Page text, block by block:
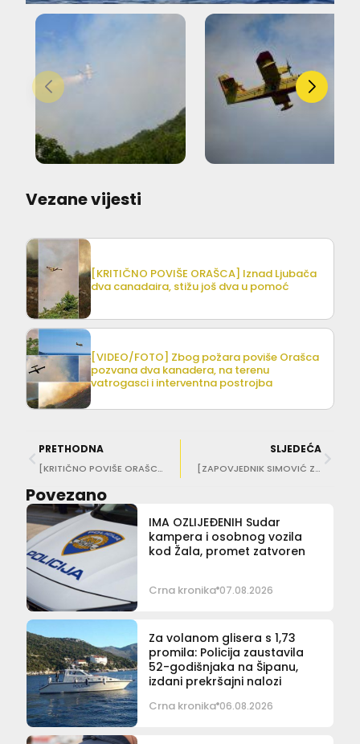
Vezane vijesti
[KRITIČNO POVIŠE ORAŠCA] Iznad Ljubača
dva canadaira, stižu još dva u pomoć
[VIDEO/FOTO] Zbog požara poviše Orašca
pozvana dva kanadera, na terenu
vatrogasci i interventna postrojba
PRETHODNA
[KRITIČNO POVIŠE ORAŠCA] Iznad Ljubača dva canadaira, stižu još dva u pomoć
SLJEDEĆA
[ZAPOVJEDNIK SIMOVIĆ ZA DULIST] Ostajemo, borimo se…
Povezano
IMA OZLIJEĐENIH Sudar
kampera i osobnog vozila
kod Žala, promet zatvoren
Crna kronika 07.08.2026
Za volanom glisera s 1,73
promila: Policija zaustavila
52-godišnjaka na Šipanu,
izdani prekršajni nalozi
Crna kronika 06.08.2026